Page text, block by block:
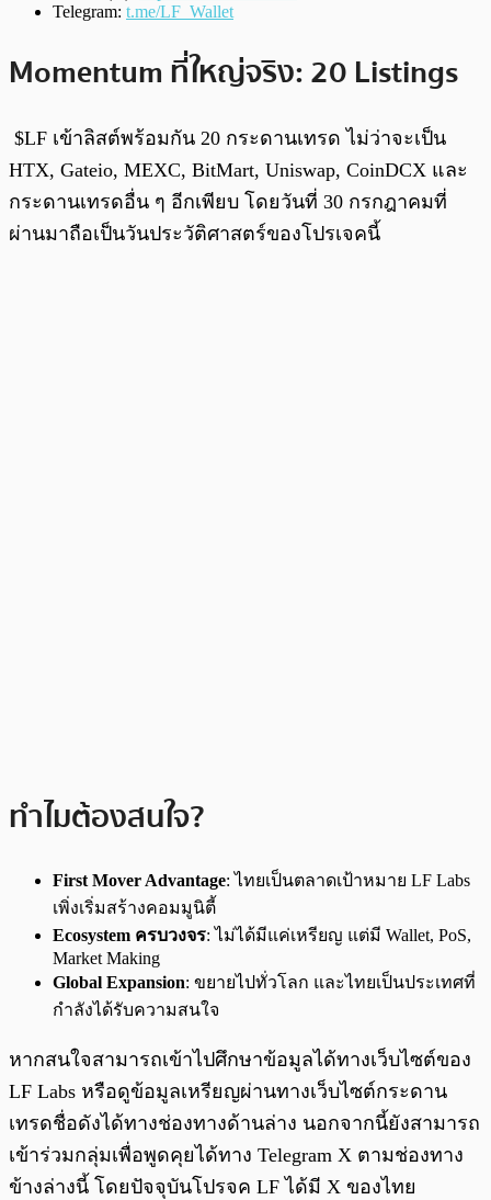
Telegram: t.me/LF_Wallet
Momentum ที่ใหญ่จริง: 20 Listings
$LF เข้าลิสต์พร้อมกัน 20 กระดานเทรด ไม่ว่าจะเป็น
HTX, Gateio, MEXC, BitMart, Uniswap, CoinDCX และ
กระดานเทรดอื่น ๆ อีกเพียบ โดยวันที่ 30 กรกฎาคมที่
ผ่านมาถือเป็นวันประวัติศาสตร์ของโปรเจคนี้
ทำไมต้องสนใจ?
First Mover Advantage: ไทยเป็นตลาดเป้าหมาย LF Labs
เพิ่งเริ่มสร้างคอมมูนิตี้
Ecosystem ครบวงจร: ไม่ได้มีแค่เหรียญ แต่มี Wallet, PoS,
Market Making
Global Expansion: ขยายไปทั่วโลก และไทยเป็นประเทศที่
กำลังได้รับความสนใจ
หากสนใจสามารถเข้าไปศึกษาข้อมูลได้ทางเว็บไซต์ของ
LF Labs หรือดูข้อมูลเหรียญผ่านทางเว็บไซต์กระดาน
เทรดชื่อดังได้ทางช่องทางด้านล่าง นอกจากนี้ยังสามารถ
เข้าร่วมกลุ่มเพื่อพูดคุยได้ทาง Telegram X ตามช่องทาง
ข้างล่างนี้ โดยปัจจุบันโปรจค LF ได้มี X ของไทย